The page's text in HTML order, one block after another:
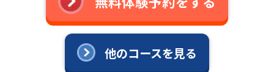
他のコースを見る